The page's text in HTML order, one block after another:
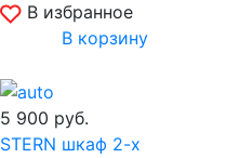
В избранное
В корзину
5 900 руб.
STERN шкаф 2-х